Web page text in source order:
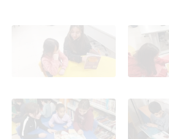
Hermanamiento lector
6°A- 1°A_CEIP FDLR_Las
6°A-
Rozas
Hermanamiento lector
6°A- 1°A_CEIP FDLR_Las
Rozas
6°A-